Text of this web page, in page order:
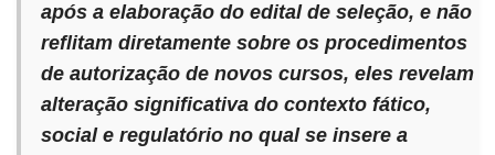
após a elaboração do edital de seleção, e não
reflitam diretamente sobre os procedimentos
de autorização de novos cursos, eles revelam
alteração significativa do contexto fático,
social e regulatório no qual se insere a